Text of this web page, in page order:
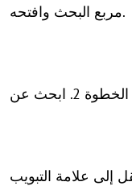
مربع البحث وافتحه.